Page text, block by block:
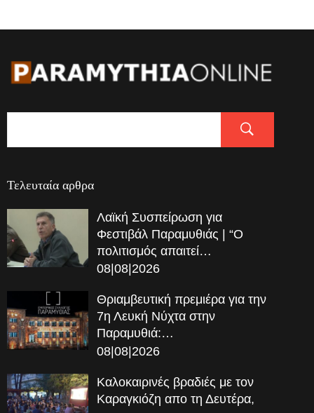
Τελευταία αρθρα
Λαϊκή Συσπείρωση για
Φεστιβάλ Παραμυθιάς | “Ο
πολιτισμός απαιτεί…
08|08|2026
Θριαμβευτική πρεμιέρα για την
7η Λευκή Νύχτα στην
Παραμυθιά:…
08|08|2026
Καλοκαιρινές βραδιές με τον
Καραγκιόζη απο τη Δευτέρα,